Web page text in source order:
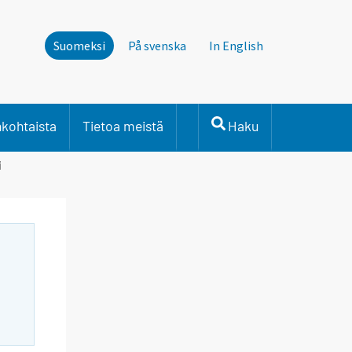
Suomeksi På svenska In English
Tietoa meistä Haku